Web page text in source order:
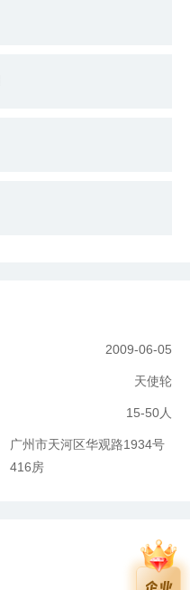
2009-06-05
天使轮
15-50人
广州市天河区华观路1934号
416房